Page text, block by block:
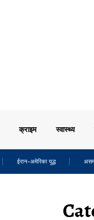
क्राइम स्वास्थ्य
ईरान-अमेरिका युद्ध